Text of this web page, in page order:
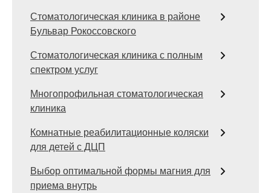
Стоматологическая клиника в районе
Бульвар Рокоссовского
Стоматологическая клиника с полным
спектром услуг
Многопрофильная стоматологическая
клиника
Комнатные реабилитационные коляски
для детей с ДЦП
Выбор оптимальной формы магния для
приема внутрь